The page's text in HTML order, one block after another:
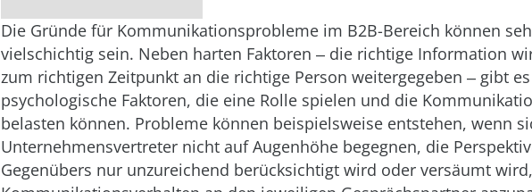
Die Gründe für Kommunikationsprobleme im B2B-Bereich können
vielschichtig sein. Neben harten Faktoren ‒ die richtige Information
zum richtigen Zeitpunkt an die richtige Person weitergegeben ‒ gibt
psychologische Faktoren, die eine Rolle spielen und die
belasten können. Probleme können beispielsweise entstehen, wenn
Unternehmensvertreter nicht auf Augenhöhe begegnen, die
Gegenübers nur unzureichend berücksichtigt wird oder versäumt